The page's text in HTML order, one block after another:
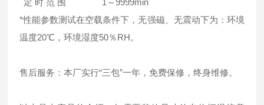
定 时 范 围
1～9999min
*性能参数测试在空载条件下，无强磁、无震动下为：环境
温度20℃，环境湿度50％RH。
售后服务：本厂实行“三包”一年，免费保修，终身维修。